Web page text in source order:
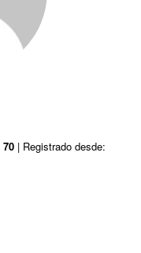
70 | Registrado desde: